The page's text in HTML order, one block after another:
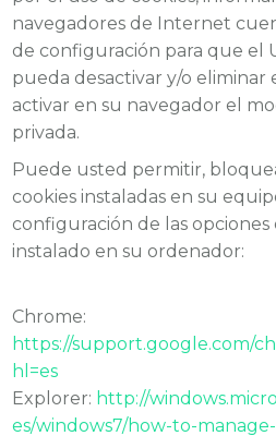
navegadores de Internet
de configuración para que el
pueda desactivar y/o eliminar
activar en su navegador el
privada.
Puede usted permitir,
cookies instaladas en su
configuración de las
instalado en su ordenador:
Chrome:
https://support.google.com/
hl=es
Explorer: http://
es/windows7/how-to-